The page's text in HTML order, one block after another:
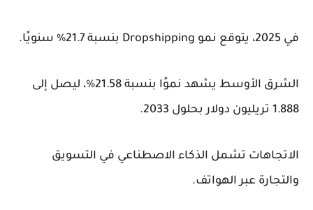
في 2025، يتوقع نمو Dropshipping بنسبة 21.7% سنويًا.
الشرق الأوسط يشهد نموًا بنسبة 21.58%، ليصل إلى
1.888 تريليون دولار بحلول 2033.
الاتجاهات تشمل الذكاء الاصطناعي في التسويق
والتجارة عبر الهواتف.